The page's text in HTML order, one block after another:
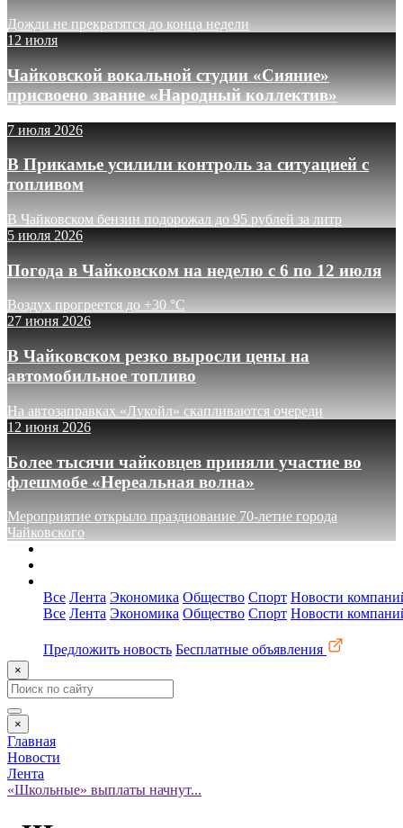
Дожди не прекратятся до конца недели
12 июля
Чайковской вокальной студии «Сияние»
присвоено звание «Народный коллектив»
7 июля 2026
В Прикамье усилили контроль за ситуацией с
топливом
В Чайковском бензин подорожал до 95 рублей за литр
5 июля 2026
Погода в Чайковском на неделю с 6 по 12 июля
Воздух прогреется до +30 °C
27 июня 2026
В Чайковском резко выросли цены на
автомобильное топливо
На автозаправках «Лукойл» скапливаются очереди
12 июня 2026
Более тысячи чайковцев приняли участие во
флешмобе «Нереальная волна»
Мероприятие открыло празднование 70-летие города
Чайковского
Все Лента Экономика Общество Спорт Новости
Все Лента Экономика Общество Спорт Новости
Предложить новость Бесплатные объявления
×
×
Главная
Новости
Лента
«Школьные» выплаты начнут...